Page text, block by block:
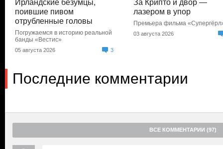
Ирландские безумцы,
поившие пивом
отрубленные головы
Погружаемся в историю реальной
банды «Вестис»
05 августа 2026 3
За Крипто и двор —
лазером в упор
Премьера фильма
03 августа 2026
Последние комментарии
ВСЕ КОММЕНТАРИИ (97)